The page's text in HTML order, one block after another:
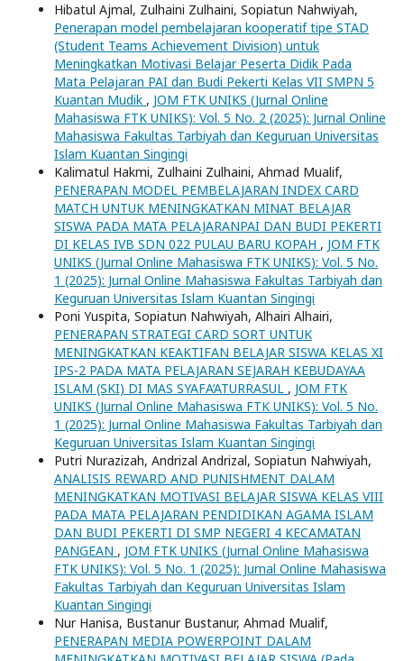
Hibatul Ajmal, Zulhaini Zulhaini, Sopiatun Nahwiyah,
Penerapan model pembelajaran kooperatif tipe STAD
(Student Teams Achievement Division) untuk
Meningkatkan Motivasi Belajar Peserta Didik Pada
Mata Pelajaran PAI dan Budi Pekerti Kelas VII SMPN 5
Kuantan Mudik , JOM FTK UNIKS (Jurnal Online
Mahasiswa FTK UNIKS): Vol. 5 No. 2 (2025): Jurnal Online
Mahasiswa Fakultas Tarbiyah dan Keguruan Universitas
Islam Kuantan Singingi
Kalimatul Hakmi, Zulhaini Zulhaini, Ahmad Mualif,
PENERAPAN MODEL PEMBELAJARAN INDEX CARD
MATCH UNTUK MENINGKATKAN MINAT BELAJAR
SISWA PADA MATA PELAJARANPAI DAN BUDI PEKERTI
DI KELAS IVB SDN 022 PULAU BARU KOPAH , JOM FTK
UNIKS (Jurnal Online Mahasiswa FTK UNIKS): Vol. 5 No.
1 (2025): Jurnal Online Mahasiswa Fakultas Tarbiyah dan
Keguruan Universitas Islam Kuantan Singingi
Poni Yuspita, Sopiatun Nahwiyah, Alhairi Alhairi,
PENERAPAN STRATEGI CARD SORT UNTUK
MENINGKATKAN KEAKTIFAN BELAJAR SISWA KELAS XI
IPS-2 PADA MATA PELAJARAN SEJARAH KEBUDAYAA
ISLAM (SKI) DI MAS SYAFA’ATURRASUL , JOM FTK
UNIKS (Jurnal Online Mahasiswa FTK UNIKS): Vol. 5 No.
1 (2025): Jurnal Online Mahasiswa Fakultas Tarbiyah dan
Keguruan Universitas Islam Kuantan Singingi
Putri Nurazizah, Andrizal Andrizal, Sopiatun Nahwiyah,
ANALISIS REWARD AND PUNISHMENT DALAM
MENINGKATKAN MOTIVASI BELAJAR SISWA KELAS VIII
PADA MATA PELAJARAN PENDIDIKAN AGAMA ISLAM
DAN BUDI PEKERTI DI SMP NEGERI 4 KECAMATAN
PANGEAN , JOM FTK UNIKS (Jurnal Online Mahasiswa
FTK UNIKS): Vol. 5 No. 1 (2025): Jurnal Online Mahasiswa
Fakultas Tarbiyah dan Keguruan Universitas Islam
Kuantan Singingi
Nur Hanisa, Bustanur Bustanur, Ahmad Mualif,
PENERAPAN MEDIA POWERPOINT DALAM